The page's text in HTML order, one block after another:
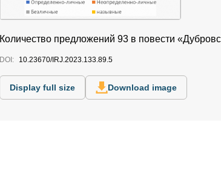
Количество предложений 93 в повести
DOI: 10.23670/IRJ.2023.133.89.5
Display full size Download image